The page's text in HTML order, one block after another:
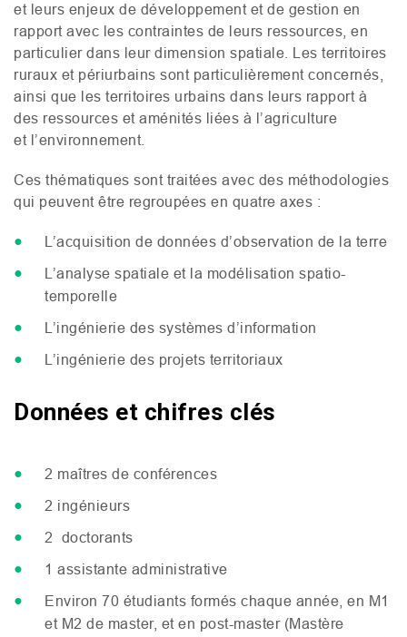
et leurs enjeux de développement et de gestion en
rapport avec les contraintes de leurs ressources, en
particulier dans leur dimension spatiale. Les territoires
ruraux et périurbains sont particulièrement concernés,
ainsi que les territoires urbains dans leurs rapport à
des ressources et aménités liées à l’agriculture
et l’environnement.
Ces thématiques sont traitées avec des méthodologies
qui peuvent être regroupées en quatre axes :
L’acquisition de données d’observation de la terre
L’analyse spatiale et la modélisation spatio-
temporelle
L’ingénierie des systèmes d’information
L’ingénierie des projets territoriaux
Données et chifres clés
2 maîtres de conférences
2 ingénieurs
2 doctorants
1 assistante administrative
Environ 70 étudiants formés chaque année, en M1
et M2 de master, et en post-master (Mastère